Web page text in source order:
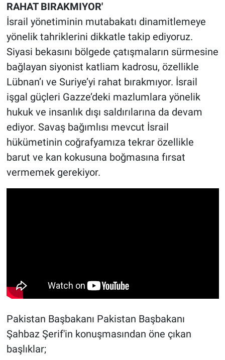
RAHAT BIRAKMIYOR'
İsrail yönetiminin mutabakatı dinamitlemeye
yönelik tahriklerini dikkatle takip ediyoruz.
Siyasi bekasını bölgede çatışmaların sürmesine
bağlayan siyonist katliam kadrosu, özellikle
Lübnan’ı ve Suriye’yi rahat bırakmıyor. İsrail
işgal güçleri Gazze’deki mazlumlara yönelik
hukuk ve insanlık dışı saldırılarına da devam
ediyor. Savaş bağımlısı mevcut İsrail
hükümetinin coğrafyamıza tekrar özellikle
barut ve kan kokusuna boğmasına fırsat
vermemek gerekiyor.
Pakistan Başbakanı Pakistan Başbakanı
Şahbaz Şerif'in konuşmasından öne çıkan
başlıklar;